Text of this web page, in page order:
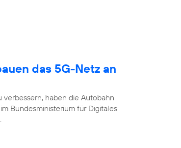
das 5G-Netz an
haben die Autobahn
Bundesministerium für Digitales